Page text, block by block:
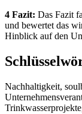
4 Fazit: Das Fazit
und bewertet das
Hinblick auf den
Nachhaltigkeit,